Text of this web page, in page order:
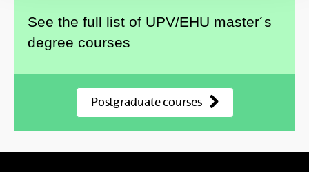
See the full list of UPV/EHU master´s
degree courses
Postgraduate courses